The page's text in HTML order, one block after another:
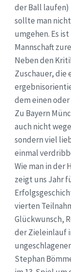
der Ball
sollte man
umgehen. Es
Mannschaft
Neben den
Zuschauer, die
dem einen
Zu Bayern
auch nicht
sondern viel
einmal
Wie man in der
zeigt uns Jahr
vierten
Glückwunsch,
der Zieleinlauf
Stephan